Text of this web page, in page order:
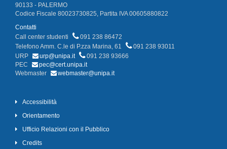
90133 - PALERMO
Codice Fiscale 80023730825, Partita IVA 00605880822
Contatti
Call center studenti
091 238 86472
Telefono Amm. C.le di P.zza Marina, 61
091 238 93011
URP
urp@unipa.it
091 238 93666
PEC
pec@cert.unipa.it
Webmaster
webmaster@unipa.it
Accessibilità
Orientamento
Ufficio Relazioni con il Pubblico
Credits